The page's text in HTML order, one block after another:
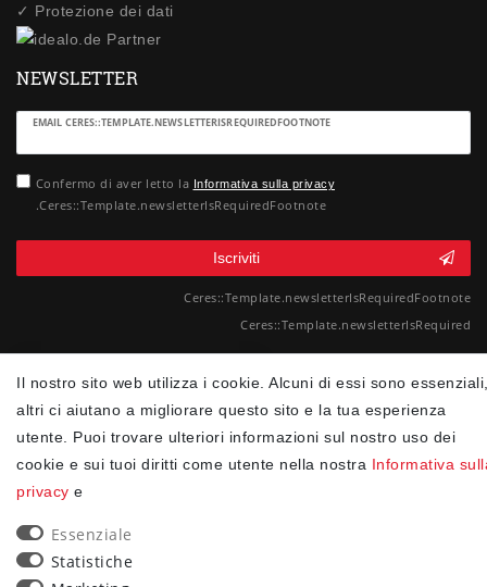
✓ Protezione dei dati
Il nostro sito web utilizza i cookie. Alcuni di essi sono
altri ci aiutano a migliorare questo sito e la tua esperienza
utente. Puoi trovare ulteriori informazioni sul nostro uso dei
cookie e sui tuoi diritti come utente nella nostra Informativa
privacy e
Essenziale
Statistiche
NEWSLETTER
EMAIL CERES::TEMPLATE.NEWSLETTERISREQUIREDFOOTNOTE
Ceres::Template.newsletterHoneypotLabel
Confermo di aver letto la Informativa sulla privacy
.Ceres::Template.newsletterIsRequiredFootnote
Iscriviti
Ceres::Template.newsletterIsRequiredFootnote
Ceres::Template.newsletterIsRequired
90
trees were planted